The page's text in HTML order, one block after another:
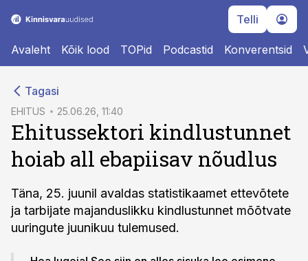
Telli
Avaleht Kõik lood TOPid Podcastid Konverentsid
Tagasi
EHITUS 25.06.26, 11:40
Ehitussektori kindlustunnet
hoiab all ebapiisav nõudlus
Täna, 25. juunil avaldas statistikaamet ettevõtete
ja tarbijate majanduslikku kindlustunnet mõõtvate
uuringute juunikuu tulemused.